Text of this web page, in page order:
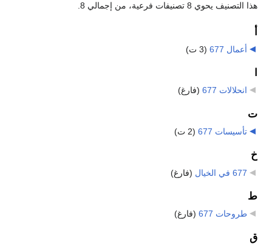
هذا التصنيف يحوي 8 تصنيفات فرعية، من إجمالي 8.
أعمال 677 (3 ت)
انحلالات 677 (فارغ)
ت
تأسيسات 677 (2 ت)
خ
677 في الخيال (فارغ)
ط
طروحات 677 (فارغ)
ق